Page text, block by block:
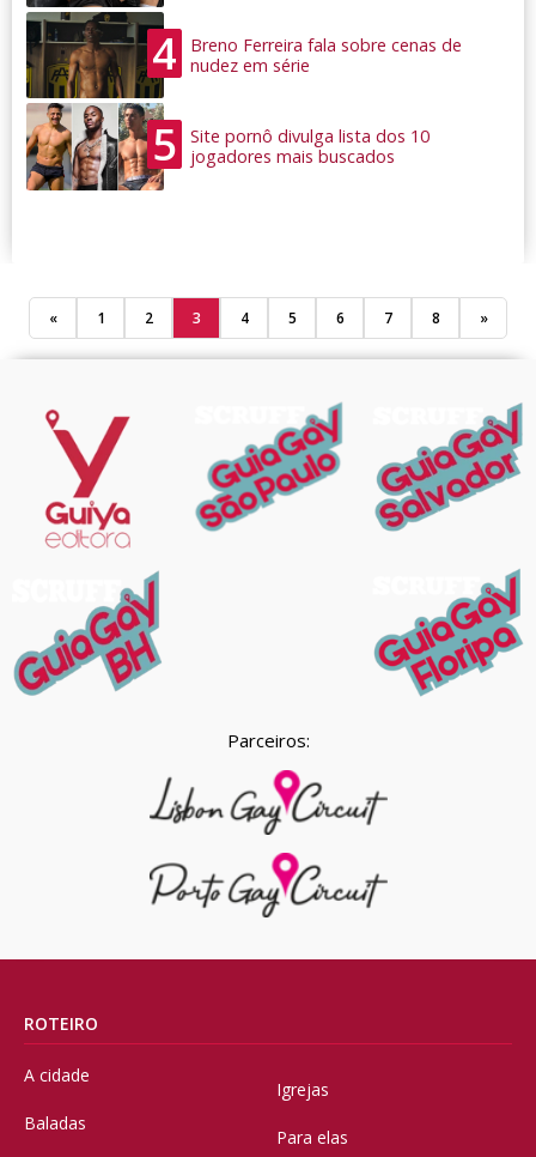
4
Breno Ferreira fala sobre cenas de
nudez em série
5
Site pornô divulga lista dos 10
jogadores mais buscados
« 1 2 3 4 5 6 7 8 »
Parceiros:
ROTEIRO
A cidade
Baladas
Igrejas
Para elas